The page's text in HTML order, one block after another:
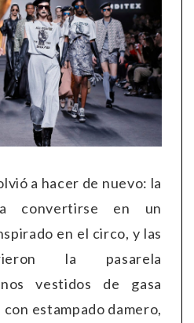
a hacer de nuevo: la
convertirse en un
en el circo, y las
la pasarela
vestidos de gasa
estampado damero,